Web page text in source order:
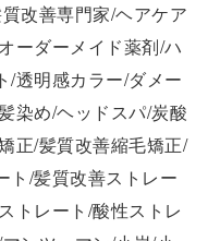
改善専門家/ヘアケア
ーダーメイド薬剤/ハ
/透明感カラー/ダメー
染め/ヘッドスパ/炭酸
正/髪質改善縮毛矯正/
ト/髪質改善ストレー
トレート/酸性ストレ